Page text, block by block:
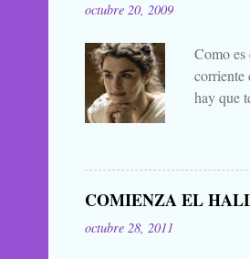
octubre 20, 2009
Como es
corriente
hay que
decir
que para
COMIENZA EL
octubre 28, 2011